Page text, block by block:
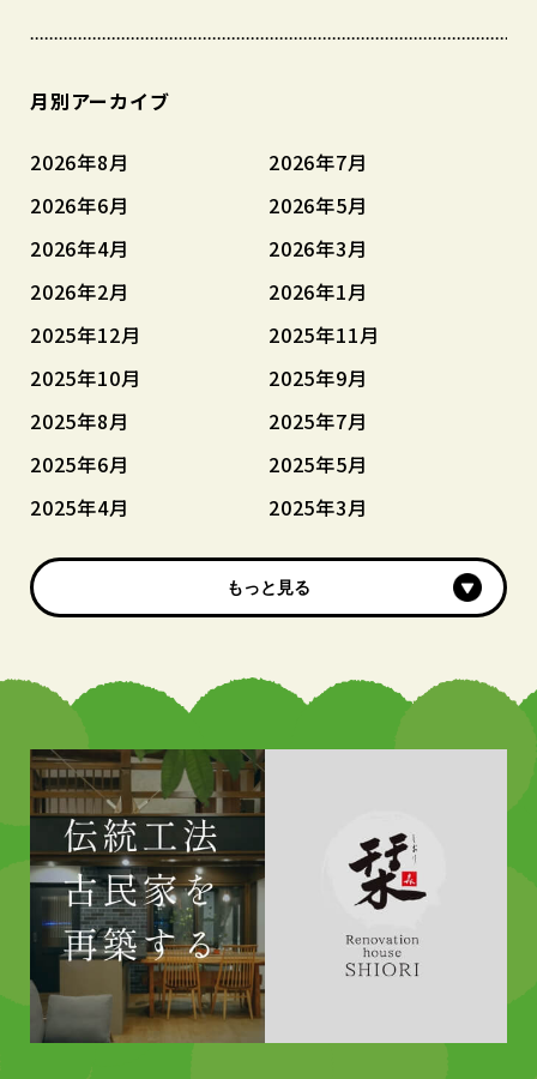
月別アーカイブ
2026年8月
2026年7月
2026年6月
2026年5月
2026年4月
2026年3月
2026年2月
2026年1月
2025年12月
2025年11月
2025年10月
2025年9月
2025年8月
2025年7月
2025年6月
2025年5月
2025年4月
2025年3月
もっと見る
もっと見る